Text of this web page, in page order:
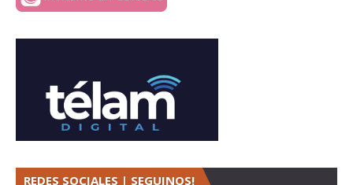
REDES SOCIALES | SEGUINOS!